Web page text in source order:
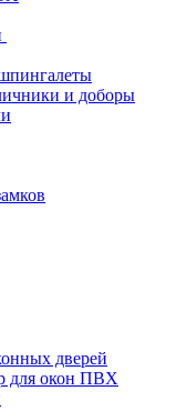
и доборы
дверей
для окон ПВХ